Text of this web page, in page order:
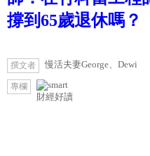
撐到65歲退休嗎？
撰文者 慢活夫妻George、Dewi
專欄
財經好讀